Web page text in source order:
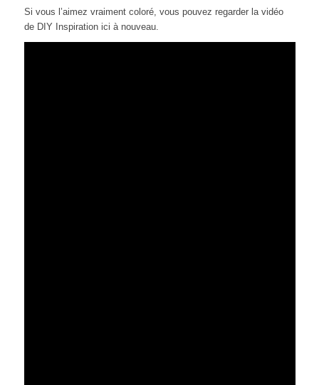
Si vous l’aimez vraiment coloré, vous pouvez regarder la vidéo
de DIY Inspiration ici à nouveau.